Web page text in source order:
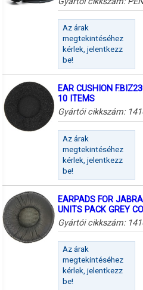
Az árak
megtekintéséhez
kérlek, jelentkezz
be!
EAR CUSHION
10 ITEMS
Gyártói cikkszám:
Az árak
megtekintéséhez
kérlek, jelentkezz
be!
EARPADS FOR
UNITS PACK GREY
Gyártói cikkszám:
Az árak
megtekintéséhez
kérlek, jelentkezz
be!